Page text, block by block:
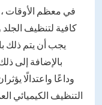
في معظم الأوقات ،
كافية لتنظيف
بالإضافة إلى
وداعًا واعتدالًا
التنظيف الكيميائي